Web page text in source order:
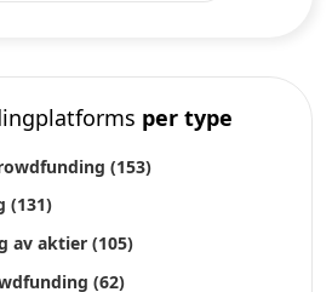
per type
(153)
(131)
av aktier (105)
(62)